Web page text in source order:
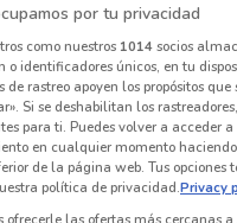
por tu privacidad
como nuestros 1014socios
o identificadores únicos, en tu
de rastreo apoyen los propósitos
Si se deshabilitan los
para ti. Puedes volver a acceder
en cualquier momento
de la página web. Tus opciones
política de privacidad.Privacy
ofrecerle las ofertas más cercanas